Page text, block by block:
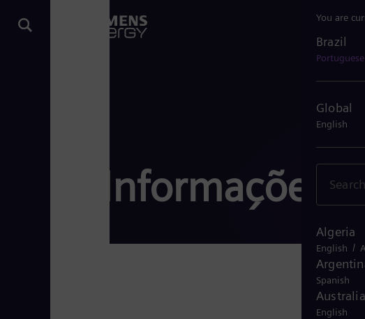
Informações
You are
Brazil
Portuguese
Global
English
Algeria
English /
Spanish
Australia
English